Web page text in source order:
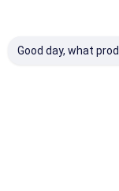
Good day, what